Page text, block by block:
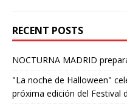
RECENT POSTS
NOCTURNA MADRID
"La noche de Halloween"
próxima edición del Festival